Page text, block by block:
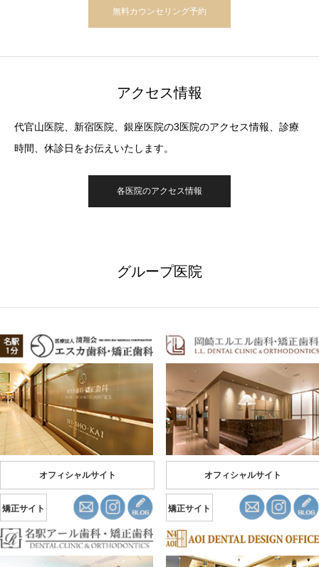
無料カウンセリング予約
アクセス情報
代官山医院、新宿医院、銀座医院の3医院のアクセス情報、診療
時間、休診日をお伝えいたします。
各医院のアクセス情報
グループ医院
オフィシャルサイト
矯正サイト
オフィシャルサイト
矯正サイト